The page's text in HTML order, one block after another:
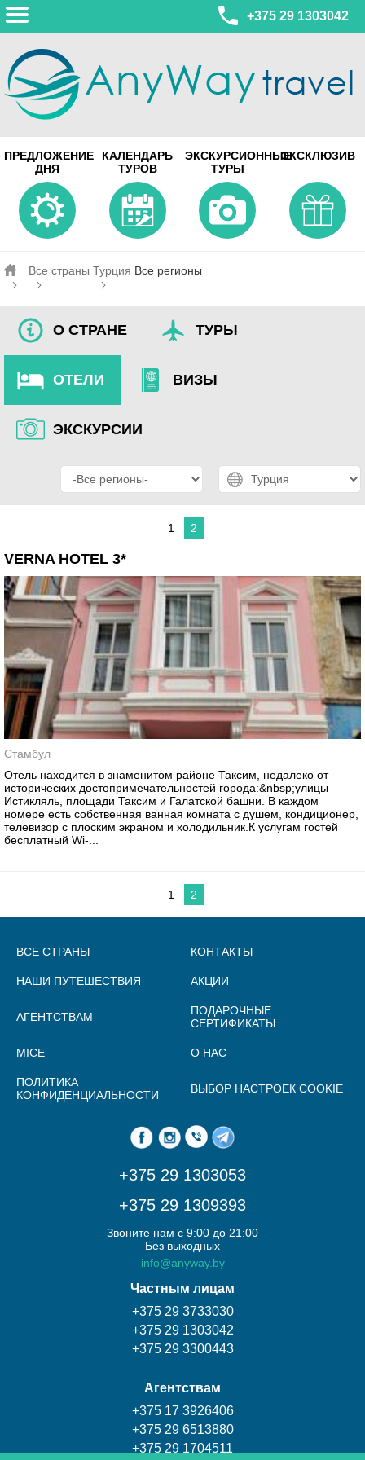
+375 29 1303042
ул. Леонида Беды, 45-547
смотреть на карте
МИНСК
Турагентство Coral Travel
ул. Притыцкого 156/1 пом.37
ул. Скрыганова 4б пом.487
ПРЕДЛОЖЕНИЕ
ДНЯ
КАЛЕНДАРЬ
ТУРОВ
ЭКСКУРСИОННЫЕ
ТУРЫ
ЭКСКЛЮЗИВ
Все страны Турция Все регионы
О СТРАНЕ ТУРЫ
ОТЕЛИ ВИЗЫ
ЭКСКУРСИИ
1 2
VERNA HOTEL 3*
Стамбул
Отель находится в знаменитом районе Таксим, недалеко от
исторических достопримечательностей города:&nbsp;улицы
Истикляль, площади Таксим и Галатской башни. В каждом
номере есть собственная ванная комната с душем, кондиционер,
телевизор с плоским экраном и холодильник.К услугам гостей
бесплатный Wi-...
1 2
ВСЕ СТРАНЫ КОНТАКТЫ
НАШИ ПУТЕШЕСТВИЯ АКЦИИ
АГЕНТСТВАМ
ПОДАРОЧНЫЕ
СЕРТИФИКАТЫ
MICE О НАС
ПОЛИТИКА
КОНФИДЕНЦИАЛЬНОСТИ
ВЫБОР НАСТРОЕК COOKIE
+375 29 1303053
+375 29 1309393
Звоните нам с 9:00 до 21:00
Без выходных
info@anyway.by
Частным лицам
+375 29 3733030
+375 29 1303042
+375 29 3300443
Агентствам
+375 17 3926406
+375 29 6513880
+375 29 1704511